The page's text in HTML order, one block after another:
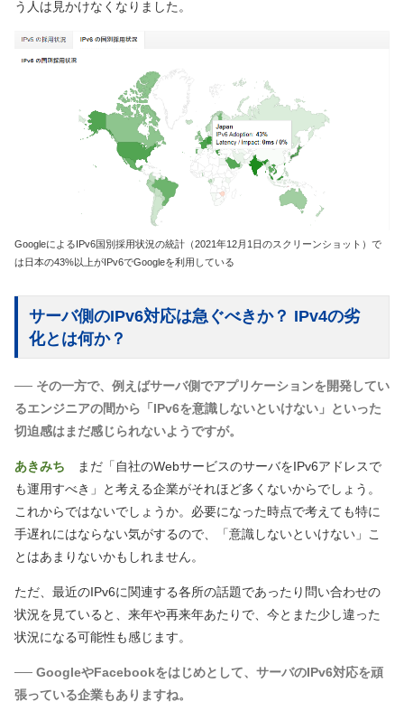
う人は見かけなくなりました。
GoogleによるIPv6国別採用状況の統計（2021年12月1日のスクリーンショット）で
は日本の43%以上がIPv6でGoogleを利用している
サーバ側のIPv6対応は急ぐべきか？ IPv4の劣
化とは何か？
── その一方で、例えばサーバ側でアプリケーションを開発してい
るエンジニアの間から「IPv6を意識しないといけない」といった
切迫感はまだ感じられないようですが。
あきみち まだ「自社のWebサービスのサーバをIPv6アドレスで
も運用すべき」と考える企業がそれほど多くないからでしょう。
これからではないでしょうか。必要になった時点で考えても特に
手遅れにはならない気がするので、「意識しないといけない」こ
とはあまりないかもしれません。
ただ、最近のIPv6に関連する各所の話題であったり問い合わせの
状況を見ていると、来年や再来年あたりで、今とまた少し違った
状況になる可能性も感じます。
── GoogleやFacebookをはじめとして、サーバのIPv6対応を頑
張っている企業もありますね。